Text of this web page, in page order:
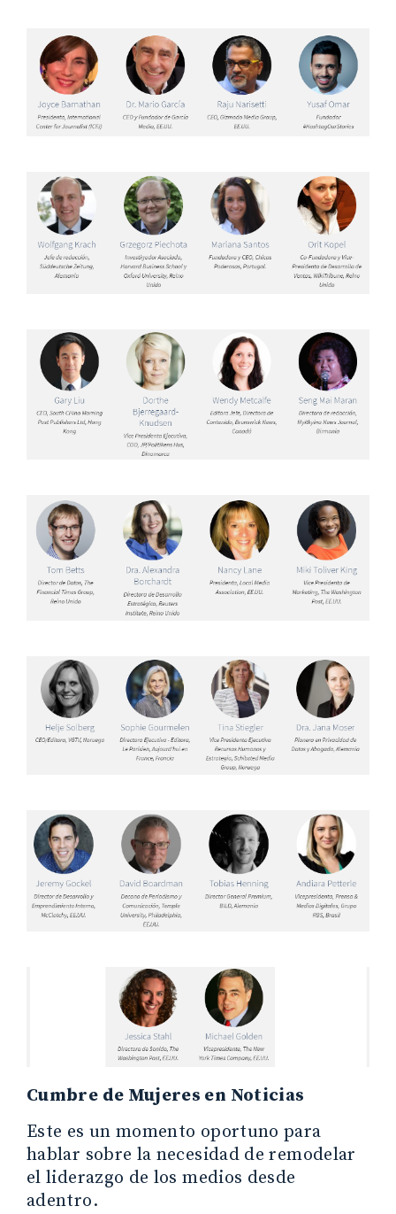
Cumbre de Mujeres en Noticias
Este es un momento oportuno para
hablar sobre la necesidad de remodelar
el liderazgo de los medios desde
adentro.